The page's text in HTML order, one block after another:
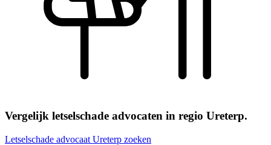
Vergelijk letselschade advocaten in regio Ureterp.
Letselschade advocaat Ureterp zoeken